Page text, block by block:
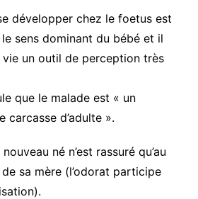
développer chez le foetus est
sens dominant du bébé et il
un outil de perception très
que le malade est « un
carcasse d’adulte ».
né n’est rassuré qu’au
sa mère (l’odorat participe